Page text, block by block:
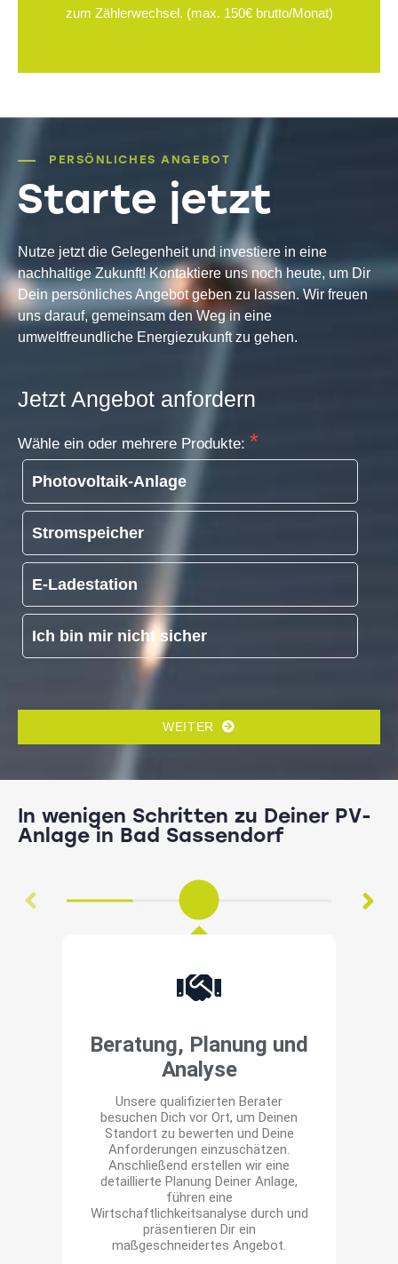
zum Zählerwechsel. (max. 150€ brutto/Monat)
PERSÖNLICHES ANGEBOT
Starte jetzt
Nutze jetzt die Gelegenheit und investiere in eine
nachhaltige Zukunft! Kontaktiere uns noch heute, um Dir
Dein persönliches Angebot geben zu lassen. Wir freuen
uns darauf, gemeinsam den Weg in eine
umweltfreundliche Energiezukunft zu gehen.
Jetzt Angebot anfordern
Wähle ein oder mehrere Produkte:
Photovoltaik-Anlage
Stromspeicher
E-Ladestation
Ich bin mir nicht sicher
WEITER
In wenigen Schritten zu Deiner PV-
Anlage in Bad Sassendorf
Beratung, Planung und
Analyse
Unsere qualifizierten Berater
besuchen Dich vor Ort, um Deinen
Standort zu bewerten und Deine
Anforderungen einzuschätzen.
Anschließend erstellen wir eine
detaillierte Planung Deiner Anlage,
führen eine
Wirtschaftlichkeitsanalyse durch und
präsentieren Dir ein
maßgeschneidertes Angebot.